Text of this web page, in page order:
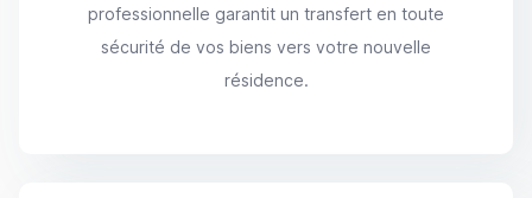
professionnelle garantit un transfert en toute
sécurité de vos biens vers votre nouvelle
résidence.